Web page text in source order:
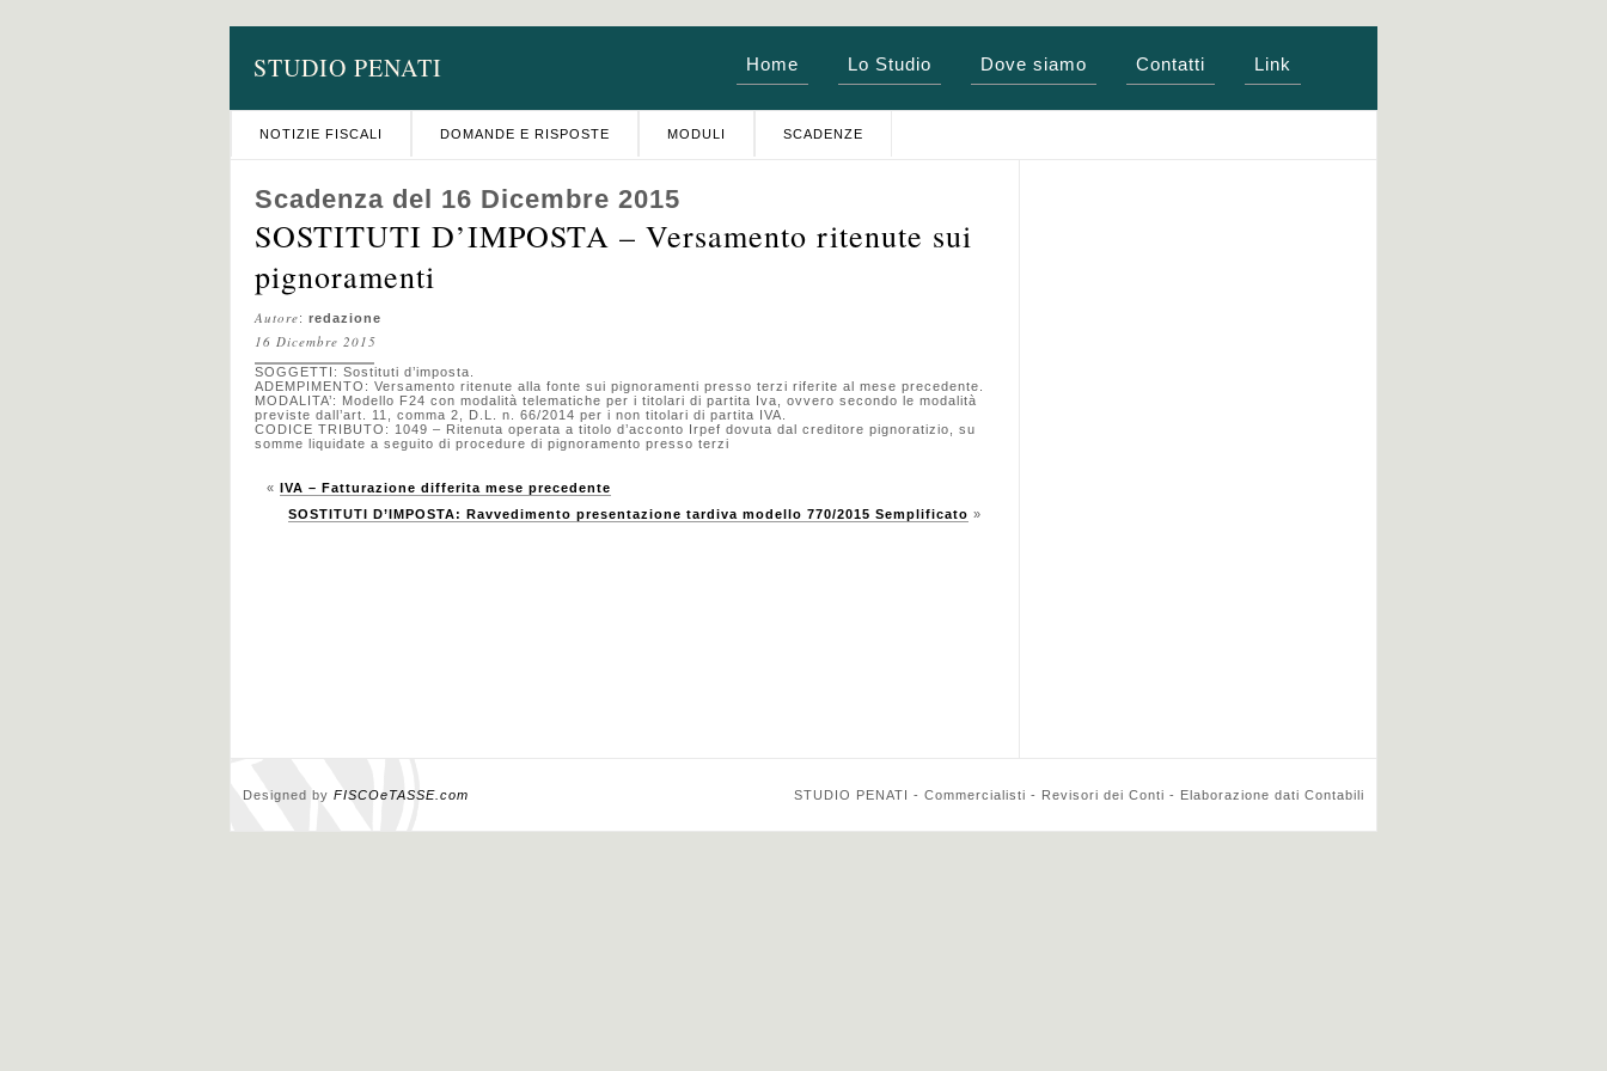
STUDIO PENATI Home Lo Studio Dove siamo Contatti Link
NOTIZIE FISCALI DOMANDE E RISPOSTE MODULI SCADENZE
Scadenza del 16 Dicembre 2015
SOSTITUTI D’IMPOSTA – Versamento ritenute sui
pignoramenti
Autore: redazione
16 Dicembre 2015
SOGGETTI: Sostituti d’imposta.
ADEMPIMENTO: Versamento ritenute alla fonte sui pignoramenti presso terzi riferite al mese precedente.
MODALITA’: Modello F24 con modalità telematiche per i titolari di partita Iva, ovvero secondo le modalità
previste dall’art. 11, comma 2, D.L. n. 66/2014 per i non titolari di partita IVA.
CODICE TRIBUTO: 1049 – Ritenuta operata a titolo d’acconto Irpef dovuta dal creditore pignoratizio, su
somme liquidate a seguito di procedure di pignoramento presso terzi
« IVA – Fatturazione differita mese precedente
SOSTITUTI D’IMPOSTA: Ravvedimento presentazione tardiva modello 770/2015 Semplificato »
Designed by FISCOeTASSE.com STUDIO PENATI - Commercialisti - Revisori dei Conti - Elaborazione dati Contabili